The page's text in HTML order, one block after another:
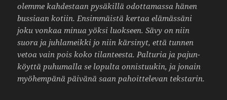
olemme kahdes­taan pysä­killä odot­ta­massa hänen
bussiaan kotiin. Ensim­mäistä kertaa elämäs­säni
joku vonkaa minua yöksi luok­seen. Sävy on niin
suora ja juhla­meikki jo niin kärsinyt, että tunnen
vetoa vain pois koko tilan­teesta. Palturia ja pajun­
köyttä puhu­malla se lopulta onnis­tuukin, ja jonain
myöhem­pänä päivänä saan pahoit­te­levan teks­tarin.